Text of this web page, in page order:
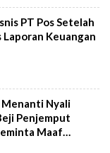
PT Pos Setelah
Keuangan
Nyali
Penjemput
Maaf